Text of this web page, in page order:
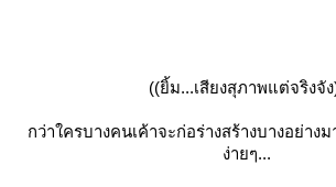
((ยิ้ม...เสียงสุภาพแต่จริงจัง
กว่าใครบางคนเค้าจะก่อร่างสร้างบางอย่าง
ง่ายๆ...